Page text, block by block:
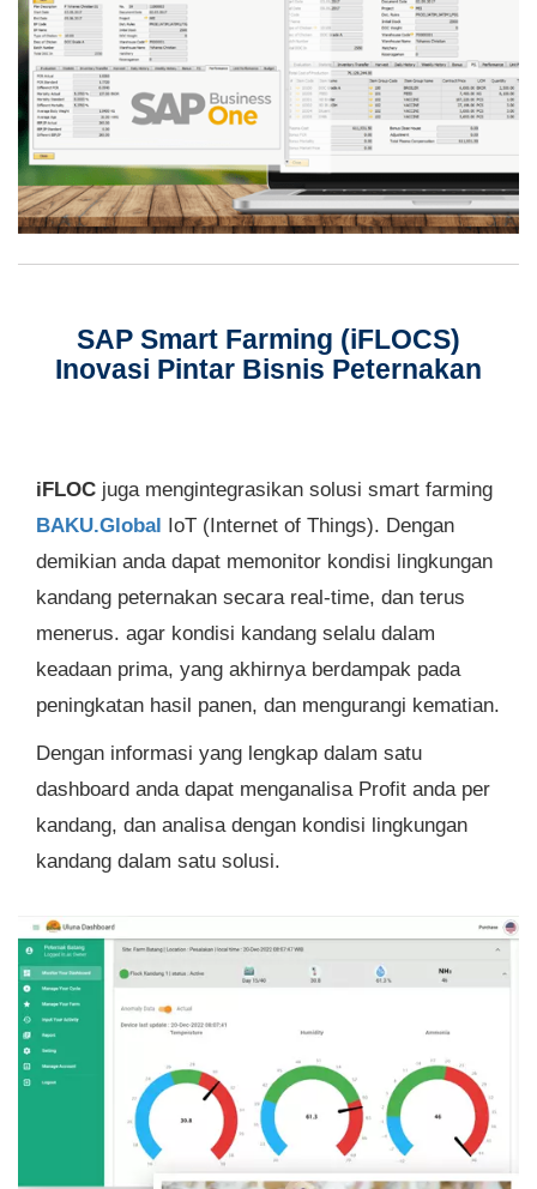
SAP Smart Farming (iFLOCS)
Inovasi Pintar Bisnis Peternakan
iFLOC juga mengintegrasikan solusi smart farming
BAKU.Global
IoT (Internet of Things). Dengan
demikian anda dapat memonitor kondisi lingkungan
kandang peternakan secara real-time, dan terus
menerus. agar kondisi kandang selalu dalam
keadaan prima, yang akhirnya berdampak pada
peningkatan hasil panen, dan mengurangi kematian.
Dengan informasi yang lengkap dalam satu
dashboard anda dapat menganalisa Profit anda per
kandang, dan analisa dengan kondisi lingkungan
kandang dalam satu solusi.